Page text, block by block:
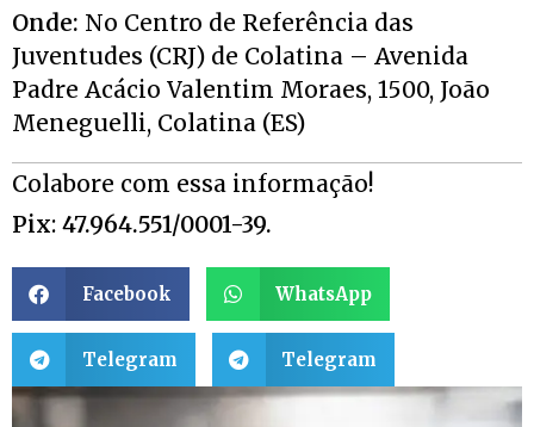
Onde: No Centro de Referência das
Juventudes (CRJ) de Colatina – Avenida
Padre Acácio Valentim Moraes, 1500, João
Meneguelli, Colatina (ES)
Colabore com essa informação!
Pix: 47.964.551/0001-39.
Facebook WhatsApp
Telegram Telegram